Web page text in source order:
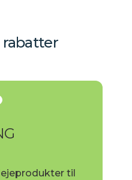
rabatter
til